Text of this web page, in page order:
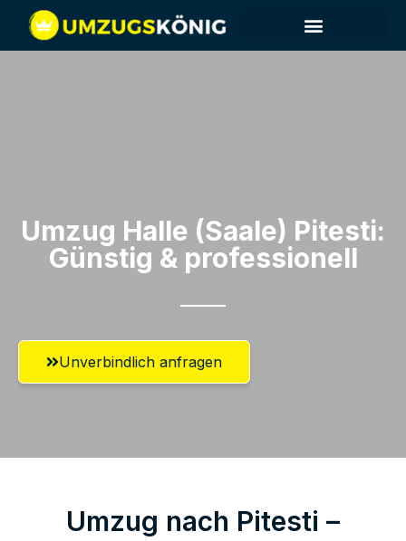
Umzug Halle (Saale)​ Pitesti:
Günstig & professionell​
Unverbindlich anfragen
Umzug nach Pitesti –